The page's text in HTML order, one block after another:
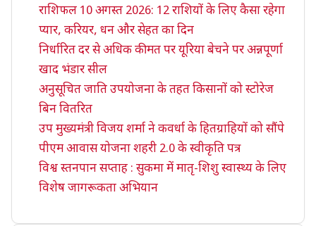
राशिफल 10 अगस्त 2026: 12 राशियों के लिए कैसा रहेगा
प्यार, करियर, धन और सेहत का दिन
निर्धारित दर से अधिक कीमत पर यूरिया बेचने पर अन्नपूर्णा
खाद भंडार सील
अनुसूचित जाति उपयोजना के तहत किसानों को स्टोरेज
बिन वितरित
उप मुख्यमंत्री विजय शर्मा ने कवर्धा के हितग्राहियों को सौंपे
पीएम आवास योजना शहरी 2.0 के स्वीकृति पत्र
विश्व स्तनपान सप्ताह : सुकमा में मातृ-शिशु स्वास्थ्य के लिए
विशेष जागरूकता अभियान